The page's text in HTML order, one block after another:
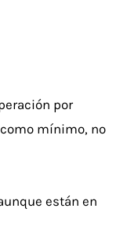
por
mínimo, no
están en